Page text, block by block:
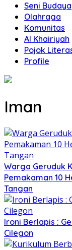
Seni Budaya
Olahraga
Komunitas
Al Khairiyah
Pojok
Profile
Iman
Warga Geruduk
Pemakaman 10
Tangan
Ironi Berlapis :
Cilegon